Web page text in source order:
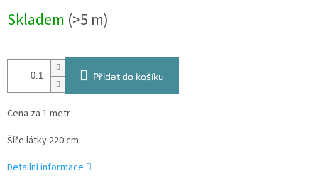
cena:
Skladem (>5 m)
Přidat do košíku
Cena za 1 metr
Šíře látky 220 cm
Detailní informace